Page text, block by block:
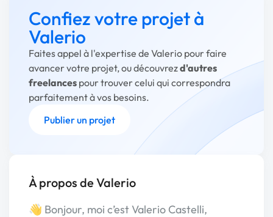
Confiez votre projet à
Valerio
Faites appel à l'expertise de Valerio pour faire
avancer votre projet, ou découvrezd'autres
freelances pour trouver celui qui correspondra
parfaitement à vos besoins.
Publier un projet
À propos de Valerio
👋 Bonjour, moi c’est Valerio Castelli,